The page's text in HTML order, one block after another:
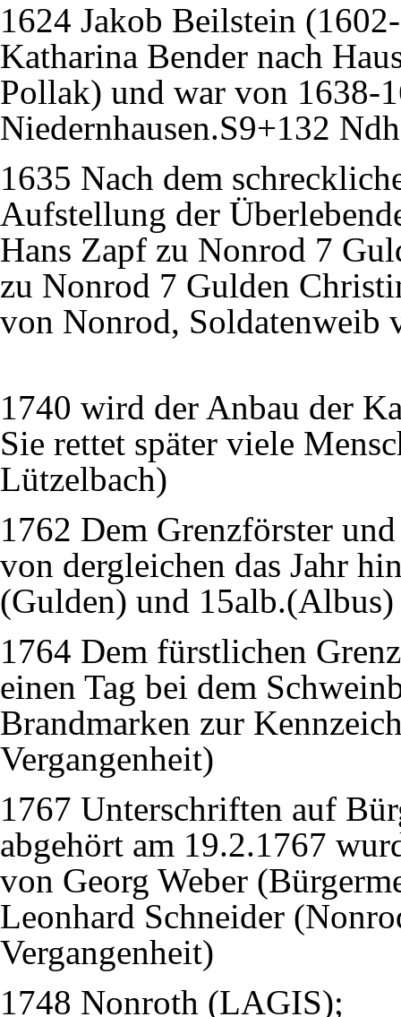
1624 Jakob Beilstein
Katharina Bender nach
Pollak) und war von 1638-
Niedernhausen.S9+132
1635 Nach dem
Aufstellung der
Hans Zapf zu Nonrod 7
zu Nonrod 7 Gulden
von Nonrod, Soldatenweib
1740 wird der Anbau der
Sie rettet später viele
Lützelbach)
1762 Dem Grenzförster
von dergleichen das Jahr
(Gulden) und
1764 Dem fürstlichen
einen Tag bei dem
Brandmarken zur
Vergangenheit)
1767 Unterschriften auf
abgehört am 19.2.1767
von Georg Weber
Leonhard Schneider
Vergangenheit)
1748 Nonroth (LAGIS);